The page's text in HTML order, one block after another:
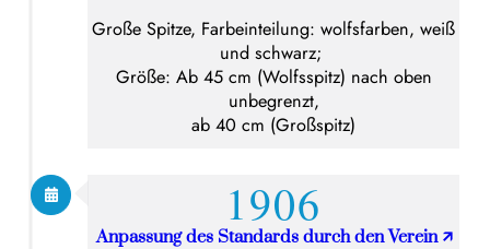
Große Spitze, Farbeinteilung: wolfsfarben, weiß
und schwarz;
Größe: Ab 45 cm (Wolfsspitz) nach oben
unbegrenzt,
ab 40 cm (Großspitz)
1906
Anpassung des Standards durch den Verein 🡭